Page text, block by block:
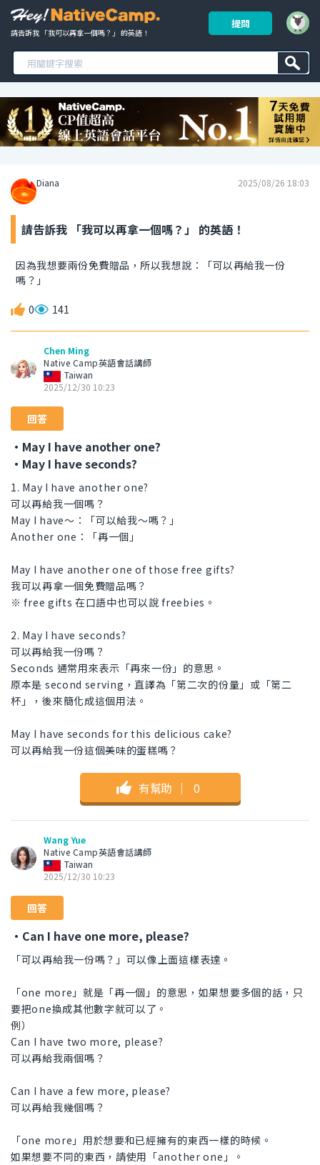
請告訴我 「我可以再拿一個嗎？」 的英語！
提問
Diana 2025/08/26 18:03
請告訴我 「我可以再拿一個嗎？」 的英語！
因為我想要兩份免費贈品，所以我想說：「可以再給我一份
嗎？」
0 141
Chen Ming
Native Camp英語會話講師
Taiwan
2025/12/30 10:23
回答
・May I have another one?
・May I have seconds?
1. May I have another one?
可以再給我一個嗎？
May I have〜：「可以給我～嗎？」
Another one：「再一個」
May I have another one of those free gifts?
我可以再拿一個免費贈品嗎？
※ free gifts 在口語中也可以說 freebies。
2. May I have seconds?
可以再給我一份嗎？
Seconds 通常用來表示「再來一份」的意思。
原本是 second serving，直譯為「第二次的份量」或「第二
杯」，後來簡化成這個用法。
May I have seconds for this delicious cake?
可以再給我一份這個美味的蛋糕嗎？
有幫助 ｜ 0
Wang Yue
Native Camp英語會話講師
Taiwan
2025/12/30 10:23
回答
・Can I have one more, please?
「可以再給我一份嗎？」可以像上面這樣表達。
「one more」就是「再一個」的意思，如果想要多個的話，只
要把one換成其他數字就可以了。
例）
Can I have two more, please?
可以再給我兩個嗎？
Can I have a few more, please?
可以再給我幾個嗎？
「one more」用於想要和已經擁有的東西一樣的時候。
如果想要不同的東西，請使用「another one」。